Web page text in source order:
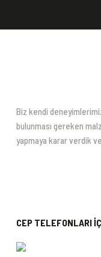
Biz kendi
bulunması gereken
yapmaya karar verdik
CEP TELEFONLARI